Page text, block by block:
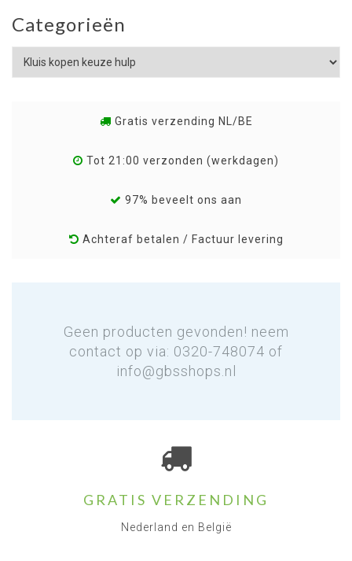
Categorieën
Gratis verzending NL/BE
Tot 21:00 verzonden (werkdagen)
97% beveelt ons aan
Achteraf betalen / Factuur levering
Geen producten gevonden! neem
contact op via: 0320-748074 of
info@gbsshops.nl
GRATIS VERZENDING
Nederland en België